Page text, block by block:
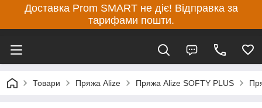
Доставка Prom SMART не діє! Відправка за
тарифами пошти.
Товари Пряжа Alize Пряжа Alize SOFTY PLUS